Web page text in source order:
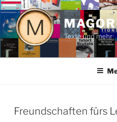
Zum
Inhalt
springen
Texte und mehr
VERÖFFENTLICHT
AM
Freundschaften fürs